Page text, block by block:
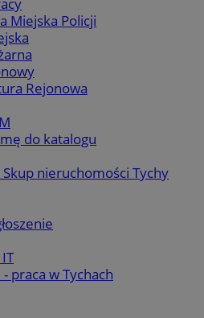
Miejska Policji
Rejonowa
do katalogu
Skup nieruchomości Tychy
praca w Tychach